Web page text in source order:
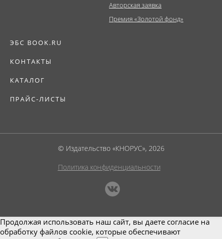
Авторская заявка
Премия «Золотой фонд»
ЭБС BOOK.RU
КОНТАКТЫ
КАТАЛОГ
ПРАЙС-ЛИСТЫ
© Издательство «КНОРУС», 2026
Политика конфиденциальности
Продолжая использовать наш сайт, вы даете согласие на
обработку файлов cookie, которые обеспечивают